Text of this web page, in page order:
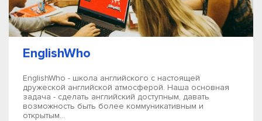
EnglishWho
EnglishWho - школа английского с настоящей
дружеской английской атмосферой. Наша основная
задача - сделать английский доступным, давать
возможность быть более коммуникативным и
открытым...